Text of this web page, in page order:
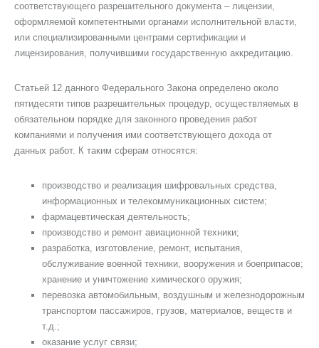
соответствующего разрешительного документа – лицензии,
оформляемой компетентными органами исполнительной власти,
или специализированными центрами сертификации и
лицензирования, получившими государственную аккредитацию.
Статьей 12 данного Федерального Закона определено около
пятидесяти типов разрешительных процедур, осуществляемых в
обязательном порядке для законного проведения работ
компаниями и получения ими соответствующего дохода от
данных работ. К таким сферам относятся:
производство и реализация шифровальных средства,
информационных и телекоммуникационных систем;
фармацевтическая деятельность;
производство и ремонт авиационной техники;
разработка, изготовление, ремонт, испытания,
обслуживание военной техники, вооружения и боеприпасов;
хранение и уничтожение химического оружия;
перевозка автомобильным, воздушным и железнодорожным
транспортом пассажиров, грузов, материалов, веществ и
т.д.;
оказание услуг связи;